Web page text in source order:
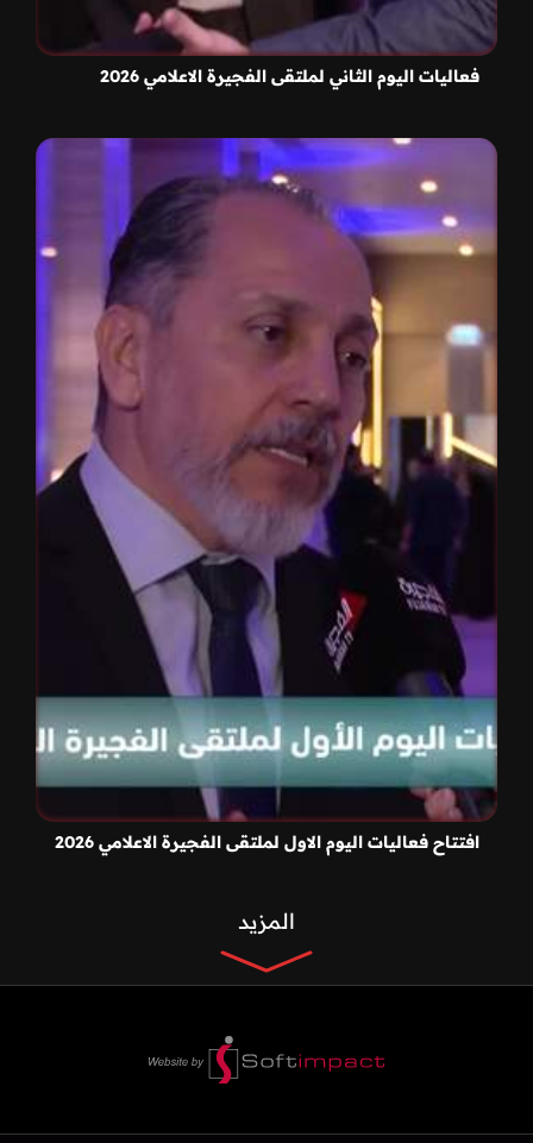
فعاليات اليوم الثاني لملتقى الفجيرة الاعلامي 2026
افتتاح فعاليات اليوم الاول لملتقى الفجيرة الاعلامي 2026
المزيد